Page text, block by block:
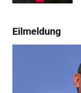
Eilmeldung